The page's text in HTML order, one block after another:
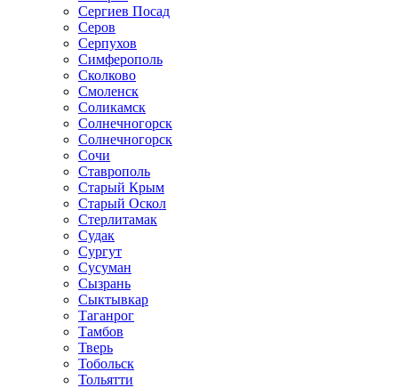
Сергиев Посад
Серов
Серпухов
Симферополь
Сколково
Смоленск
Соликамск
Солнечногорск
Солнечногорск
Сочи
Ставрополь
Старый Крым
Старый Оскол
Стерлитамак
Судак
Сургут
Сусуман
Сызрань
Сыктывкар
Таганрог
Тамбов
Тверь
Тобольск
Тольятти